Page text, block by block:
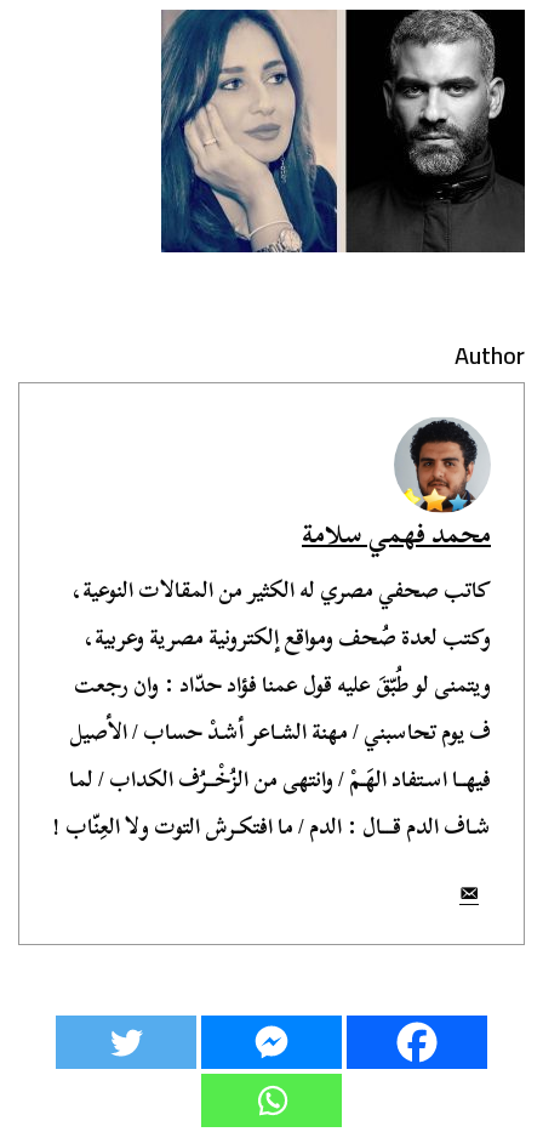
Author
محمد فهمي سلامة
كاتب صحفي مصري له الكثير من المقالات النوعية،
وكتب لعدة صُحف ومواقع إلكترونية مصرية وعربية،
ويتمنى لو طُبّقَ عليه قول عمنا فؤاد حدّاد : وان رجعت
ف يوم تحاسبني / مهنة الشـاعر أشـدْ حساب / الأصيل
فيهــا اسـتفاد الهَـمْ / وانتهى من الزُخْــرُف الكداب / لما
شـاف الدم قـــال : الدم / ما افتكـرش التوت ولا العِنّاب !